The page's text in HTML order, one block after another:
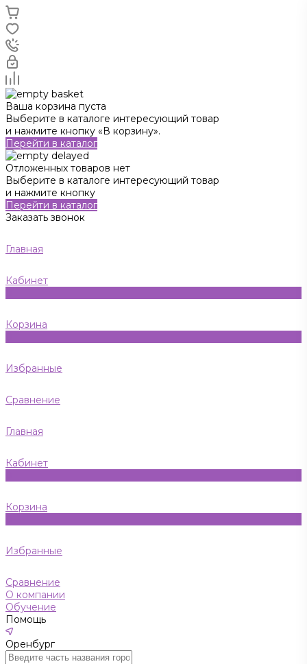
Ваша корзина пуста
Выберите в каталоге интересующий товар
и нажмите кнопку «В корзину».
Перейти в каталог
Отложенных товаров нет
Выберите в каталоге интересующий товар
и нажмите кнопку
Перейти в каталог
Заказать звонок
Главная
Кабинет
Корзина
Избранные
Сравнение
Главная
Кабинет
Корзина
Избранные
Сравнение
О компании
Обучение
Помощь
Оренбург